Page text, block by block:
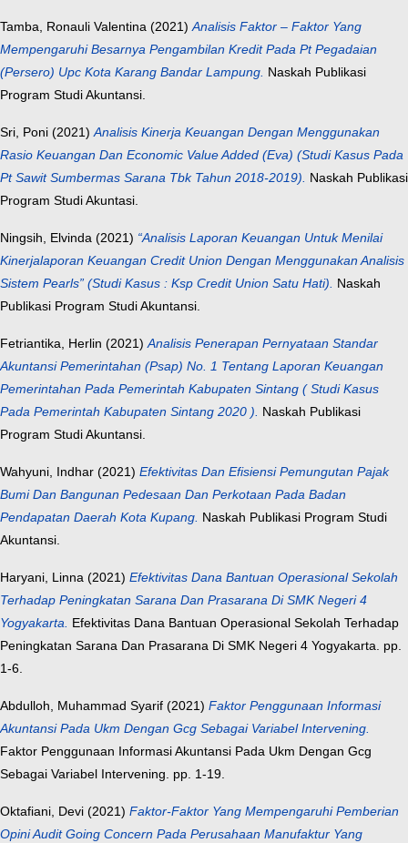
Tamba, Ronauli Valentina (2021)Analisis Faktor – Faktor Yang
Mempengaruhi Besarnya Pengambilan Kredit Pada Pt Pegadaian
(Persero) Upc Kota Karang Bandar Lampung. Naskah Publikasi
Program Studi Akuntansi.
Sri, Poni (2021)Analisis Kinerja Keuangan Dengan Menggunakan
Rasio Keuangan Dan Economic Value Added (Eva) (Studi Kasus Pada
Pt Sawit Sumbermas Sarana Tbk Tahun 2018-2019). Naskah Publikasi
Program Studi Akuntasi.
Ningsih, Elvinda (2021) “Analisis Laporan Keuangan Untuk Menilai
Kinerjalaporan Keuangan Credit Union Dengan Menggunakan Analisis
Sistem Pearls” (Studi Kasus : Ksp Credit Union Satu Hati). Naskah
Publikasi Program Studi Akuntansi.
Fetriantika, Herlin (2021)Analisis Penerapan Pernyataan Standar
Akuntansi Pemerintahan (Psap) No. 1 Tentang Laporan Keuangan
Pemerintahan Pada Pemerintah Kabupaten Sintang ( Studi Kasus
Pada Pemerintah Kabupaten Sintang 2020 ). Naskah Publikasi
Program Studi Akuntansi.
Wahyuni, Indhar (2021) Efektivitas Dan Efisiensi Pemungutan Pajak
Bumi Dan Bangunan Pedesaan Dan Perkotaan Pada Badan
Pendapatan Daerah Kota Kupang. Naskah Publikasi Program Studi
Akuntansi.
Haryani, Linna (2021) Efektivitas Dana Bantuan Operasional Sekolah
Terhadap Peningkatan Sarana Dan Prasarana Di SMK Negeri 4
Yogyakarta. Efektivitas Dana Bantuan Operasional Sekolah Terhadap
Peningkatan Sarana Dan Prasarana Di SMK Negeri 4 Yogyakarta. pp.
1-6.
Abdulloh, Muhammad Syarif (2021) Faktor Penggunaan Informasi
Akuntansi Pada Ukm Dengan Gcg Sebagai Variabel Intervening.
Faktor Penggunaan Informasi Akuntansi Pada Ukm Dengan Gcg
Sebagai Variabel Intervening. pp. 1-19.
Oktafiani, Devi (2021) Faktor-Faktor Yang Mempengaruhi Pemberian
Opini Audit Going Concern Pada Perusahaan Manufaktur Yang